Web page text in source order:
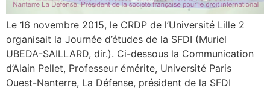
Le 16 novembre 2015, le CRDP de l’Université Lille 2
organisait la Journée d’études de la SFDI (Muriel
UBEDA-SAILLARD, dir.). Ci-dessous la Communication
d’Alain Pellet, Professeur émérite, Université Paris
Ouest-Nanterre, La Défense, président de la SFDI